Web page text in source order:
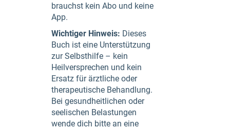
brauchst kein Abo und keine
App.
Wichtiger Hinweis: Dieses
Buch ist eine Unterstützung
zur Selbsthilfe – kein
Heilversprechen und kein
Ersatz für ärztliche oder
therapeutische Behandlung.
Bei gesundheitlichen oder
seelischen Belastungen
wende dich bitte an eine